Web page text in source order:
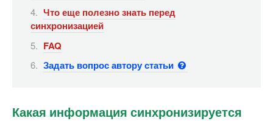
Что еще полезно знать перед
синхронизацией
FAQ
Задать вопрос автору статьи
Какая информация синхронизируется